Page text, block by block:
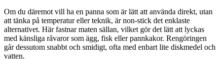
Om du däremot vill ha en panna som är lätt att använda direkt, utan
att tänka på temperatur eller teknik, är non-stick det enklaste
alternativet. Här fastnar maten sällan, vilket gör det lätt att lyckas
med känsliga råvaror som ägg, fisk eller pannkakor. Rengöringen
går dessutom snabbt och smidigt, ofta med enbart lite diskmedel och
vatten.